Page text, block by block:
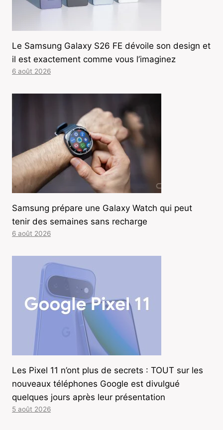
Le Samsung Galaxy S26 FE dévoile son design et
il est exactement comme vous l’imaginez
6 août 2026
Samsung prépare une Galaxy Watch qui peut
tenir des semaines sans recharge
6 août 2026
Les Pixel 11 n’ont plus de secrets : TOUT sur les
nouveaux téléphones Google est divulgué
quelques jours après leur présentation
5 août 2026